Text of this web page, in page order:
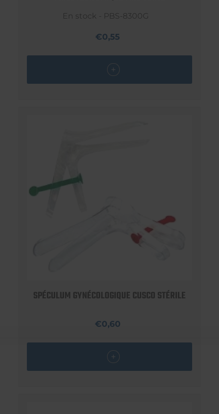
En stock - PBS-8300G
€0,55
SPÉCULUM GYNÉCOLOGIQUE CUSCO STÉRILE
€0,60